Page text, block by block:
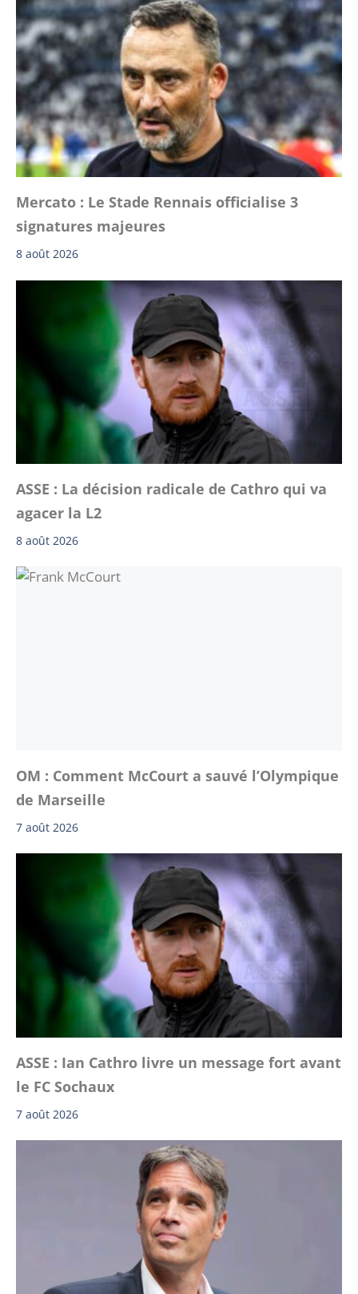
Mercato : Le Stade Rennais officialise 3
signatures majeures
8 août 2026
ASSE : La décision radicale de Cathro qui va
agacer la L2
8 août 2026
OM : Comment McCourt a sauvé l’Olympique
de Marseille
7 août 2026
ASSE : Ian Cathro livre un message fort avant
le FC Sochaux
7 août 2026